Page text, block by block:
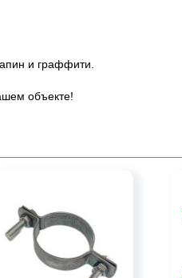
и граффити.
объекте!